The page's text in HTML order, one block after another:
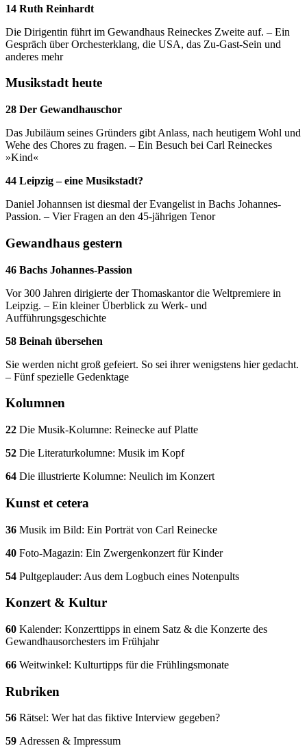
14 Ruth Reinhardt
Die Dirigentin führt im Gewandhaus Reineckes Zweite auf. – Ein
Gespräch über Orchesterklang, die USA, das Zu-Gast-Sein und
anderes mehr
Musikstadt heute
28 Der Gewandhauschor
Das Jubiläum seines Gründers gibt Anlass, nach heutigem Wohl und
Wehe des Chores zu fragen. – Ein Besuch bei Carl Reineckes
»Kind«
44 Leipzig – eine Musikstadt?
Daniel Johannsen ist diesmal der Evangelist in Bachs Johannes-
Passion. – Vier Fragen an den 45-jährigen Tenor
Gewandhaus gestern
46 Bachs Johannes-Passion
Vor 300 Jahren dirigierte der Thomaskantor die Weltpremiere in
Leipzig. – Ein kleiner Überblick zu Werk- und
Aufführungsgeschichte
58 Beinah übersehen
Sie werden nicht groß gefeiert. So sei ihrer wenigstens hier gedacht.
– Fünf spezielle Gedenktage
Kolumnen
22 Die Musik-Kolumne: Reinecke auf Platte
52 Die Literaturkolumne: Musik im Kopf
64 Die illustrierte Kolumne: Neulich im Konzert
Kunst et cetera
36 Musik im Bild: Ein Porträt von Carl Reinecke
40 Foto-Magazin: Ein Zwergenkonzert für Kinder
54 Pultgeplauder: Aus dem Logbuch eines Notenpults
Konzert & Kultur
60 Kalender: Konzerttipps in einem Satz & die Konzerte des
Gewandhausorchesters im Frühjahr
66 Weitwinkel: Kulturtipps für die Frühlingsmonate
Rubriken
56 Rätsel: Wer hat das fiktive Interview gegeben?
59 Adressen & Impressum